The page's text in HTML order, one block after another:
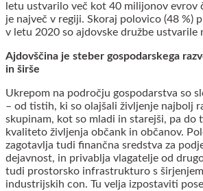
letu ustvarilo več kot 40 milijonov evrov
je največ v regiji. Skoraj polovico (48 %)
v letu 2020 so ajdovske družbe ustvarile
Ajdovščina je steber gospodarskega
in širše
Ukrepom na področju gospodarstva so
– od tistih, ki so olajšali življenje najbolj
skupinam, kot so mladi in starejši, pa do
kvaliteto življenja občank in občanov.
zagotavlja tudi finančna sredstva za
dejavnost, in privablja vlagatelje od
tudi prostorsko infrastrukturo s
industrijskih con. Tu velja izpostaviti